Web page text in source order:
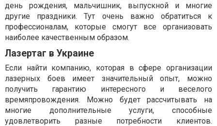
день рождения, мальчишник, выпускной и многие
другие праздники. Тут очень важно обратиться к
профессионалам, которые смогут все организовать
наиболее качественным образом.
Лазертаг в Украине
Если найти компанию, которая в сфере организации
лазерных боев имеет значительный опыт, можно
получить гарантию интересного и веселого
времяпровождения. Можно будет рассчитывать на
многие дополнительные услуги, способные
удовлетворить разные потребности клиентов.